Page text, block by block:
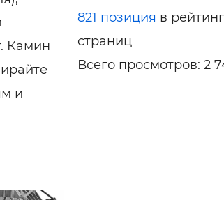
Камин
и
821 позиция в
страниц
Всего просмотров: 2